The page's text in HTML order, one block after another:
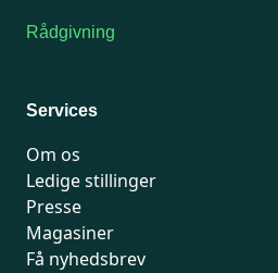
Rådgivning
Services
Om os
Ledige stillinger
Presse
Magasiner
Få nyhedsbrev